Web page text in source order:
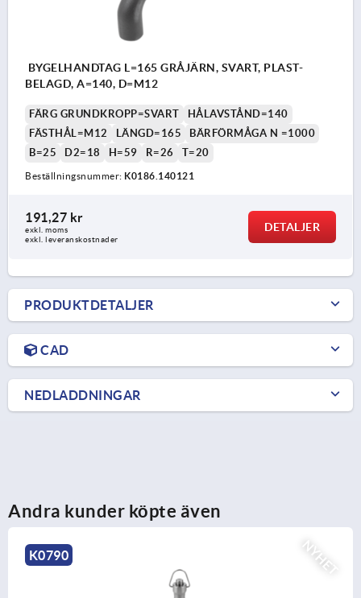
BYGELHANDTAG L=165 GRÅJÄRN, SVART, PLAST-
BELAGD, A=140, D=M12
FÄRG GRUNDKROPP=SVART
HÅLAVSTÅND=140
FÄSTHÅL=M12
LÄNGD=165
BÄRFÖRMÅGA N =1000
B=25
D2=18 H=59 R=26 T=20
Beställningsnummer: K0186.140121
191,27 kr
exkl. moms
exkl. leveranskostnader
DETALJER
PRODUKTDETALJER
CAD
NEDLADDNINGAR
Andra kunder köpte även